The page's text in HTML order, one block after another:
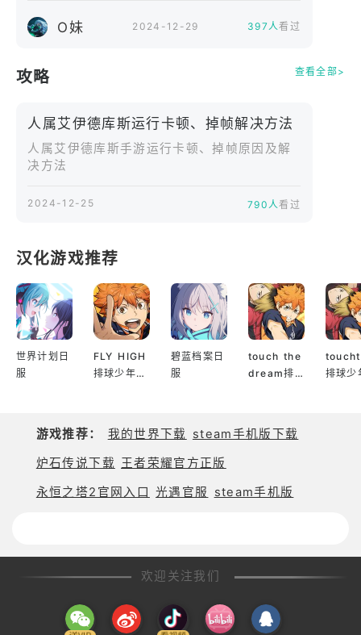
支持多人在线实时对战，玩家可根据战局灵活调整战
术。组建最强军团，与好友并肩作战，攻城掠地，抢
大陆！
◆建设与发展系统◆
作为领主，你将亲自治理城镇，发展经济，强化防
御。升级建筑，研究科技，打造无坚不摧的军队。合
大规模攻城战火爆开启，数百名玩家同场竞技。多样
刻。掌控战局，称霸艾伊德库斯大陆！
◆顶级声优倾情献声◆
邀请知名声优加盟，为英雄赋予灵魂。沉浸式音效与
剧情演绎，让你感受前所未有的游戏体验。
《人属艾伊德库斯》，开启热血征程，书写王者传
奇！
分设备兼容性请留意官方公告。
O妹 2024-12-29 397人看过
攻略 查看全部>
人属艾伊德库斯运行卡顿、掉帧解决方法
人属艾伊德库斯手游运行卡顿、掉帧原因及解
决方法
2024-12-25 790人看过
汉化游戏推荐
世界计划日
服
FLY HIGH
排球少年日
碧蓝档案日
服
touch the
dream排
排球少
游戏推荐： 我的世界下载 steam手机版下载
炉石传说下载 王者荣耀官方正版
永恒之塔2官网入口 光遇官服 steam手机版
欢迎关注我们